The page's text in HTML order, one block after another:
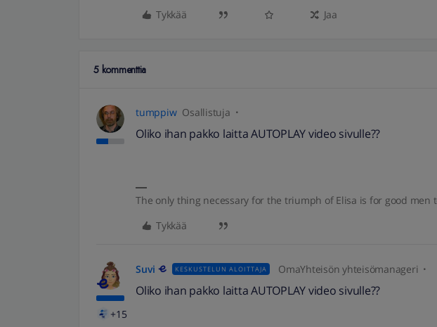
Tykkää
Jaa
5 kommenttia
tumppiw Osallistuja
Oliko ihan pakko laitta AUTOPLAY video sivulle??
The only thing necessary for the triumph of Elisa is for good men
Tykkää
+15
Suvi KESKUSTELUN ALOITTAJA OmaYhteisön yhteisömanageri
Oliko ihan pakko laitta AUTOPLAY video sivulle??